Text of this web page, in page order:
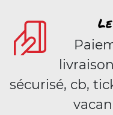
sécurisé, cb,